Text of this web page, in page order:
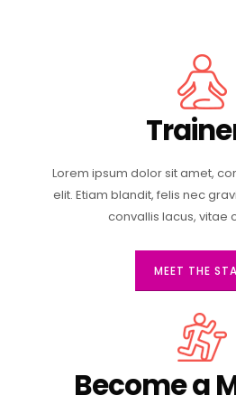
Lorem ipsum dolor sit amet,
elit. Etiam blandit, felis nec
convallis lacus, vitae
MEET THE
Become a